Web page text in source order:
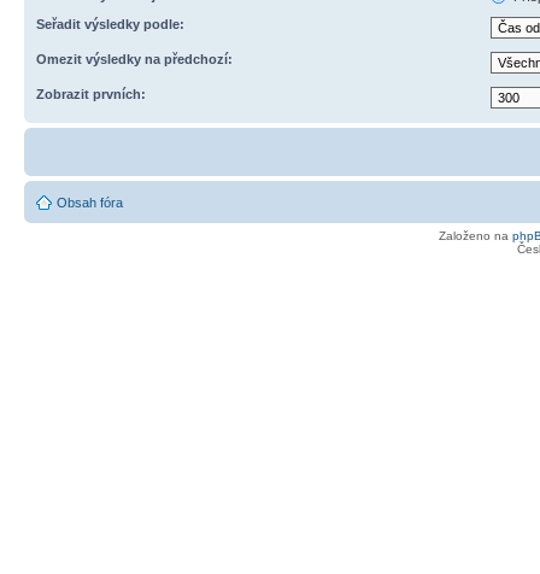
Seřadit výsledky podle:
Omezit výsledky na předchozí:
Zobrazit prvních:
Obsah fóra
Založeno na